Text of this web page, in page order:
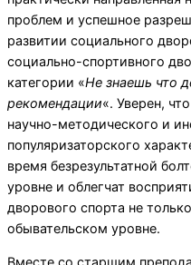
проблем и успешное
развитии социального
социально-спортивного
категории «Не знаешь что
рекомендации«. Уверен,
научно-методического и
популяризаторского
время безрезультатной
уровне и облегчат
дворового спорта не
обывательском уровне.